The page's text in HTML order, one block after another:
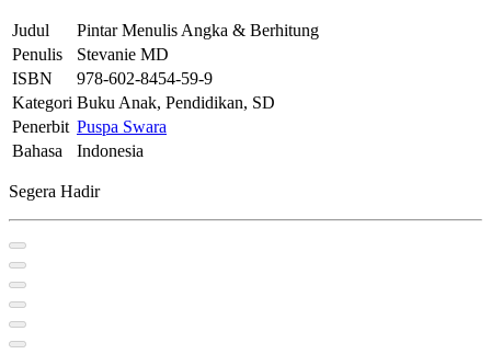
Judul
Pintar Menulis Angka & Berhitung
Penulis
Stevanie MD
ISBN
978-602-8454-59-9
Kategori Buku Anak, Pendidikan, SD
Penerbit Puspa Swara
Bahasa
Indonesia
Segera Hadir